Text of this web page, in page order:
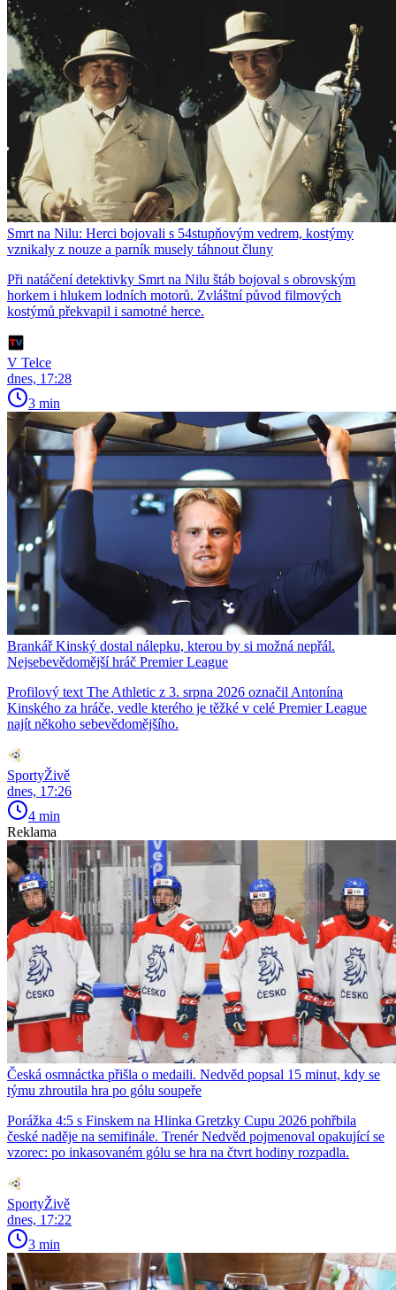
Smrt na Nilu: Herci bojovali s 54stupňovým vedrem, kostýmy
vznikaly z nouze a parník musely táhnout čluny
Při natáčení detektivky Smrt na Nilu štáb bojoval s obrovským
horkem i hlukem lodních motorů. Zvláštní původ filmových
kostýmů překvapil i samotné herce.
V Telce
dnes, 17:28
3 min
Brankář Kinský dostal nálepku, kterou by si možná nepřál.
Nejsebevědomější hráč Premier League
Profilový text The Athletic z 3. srpna 2026 označil Antonína
Kinského za hráče, vedle kterého je těžké v celé Premier League
najít někoho sebevědomějšího.
SportyŽivě
dnes, 17:26
4 min
Reklama
Česká osmnáctka přišla o medaili. Nedvěd popsal 15 minut, kdy se
týmu zhroutila hra po gólu soupeře
Porážka 4:5 s Finskem na Hlinka Gretzky Cupu 2026 pohřbila
české naděje na semifinále. Trenér Nedvěd pojmenoval opakující se
vzorec: po inkasovaném gólu se hra na čtvrt hodiny rozpadla.
SportyŽivě
dnes, 17:22
3 min